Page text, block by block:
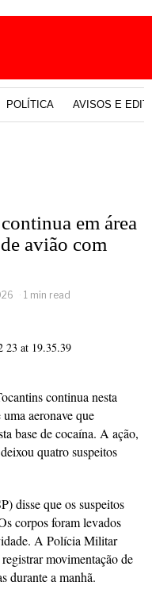
POLÍTICA AVISOS E
em área
avião com
1 min read
continua nesta
aeronave que
base de cocaína. A ação,
quatro suspeitos
disse que os suspeitos
corpos foram levados
A Polícia Militar
movimentação de
durante a manhã.